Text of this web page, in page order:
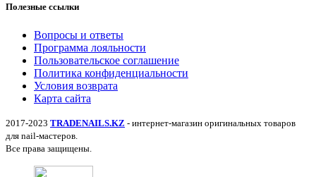
Полезные ссылки
Вопросы и ответы
Программа лояльности
Пользовательское соглашение
Политика конфиденциальности
Условия возврата
Карта сайта
2017-2023 TRADENAILS.KZ - интернет-магазин оригинальных товаров
для nail-мастеров.
Все права защищены.